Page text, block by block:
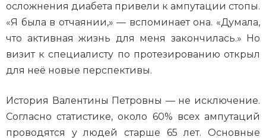
осложнения диабета привели к ампутации стопы.
«Я была в отчаянии,» — вспоминает она. «Думала,
что активная жизнь для меня закончилась.» Но
визит к специалисту по протезированию открыл
для неё новые перспективы.
История Валентины Петровны — не исключение.
Согласно статистике, около 60% всех ампутаций
проводятся у людей старше 65 лет. Основные